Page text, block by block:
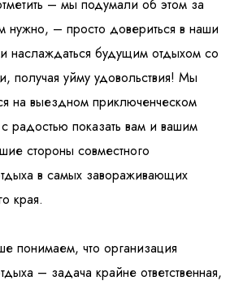
– мы подумали об этом за
нужно, – просто довериться в наши
наслаждаться будущим отдыхом со
получая уйму удовольствия! Мы
на выездном приключенческом
радостью показать вам и вашим
стороны совместного
в самых завораживающих
края.
понимаем, что организация
– задача крайне ответственная,